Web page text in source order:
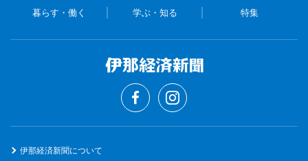
暮らす・働く 学ぶ・知る 特集
伊那経済新聞について